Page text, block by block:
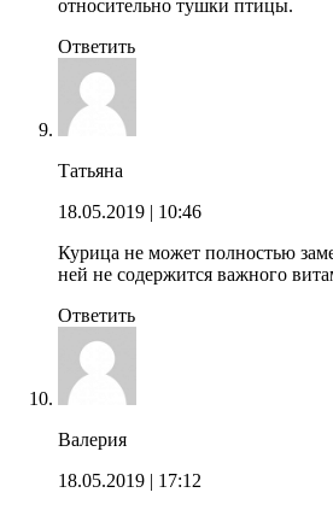
относительно тушки птицы.
Ответить
Татьяна
18.05.2019 | 10:46
Курица не может полностью
ней не содержится важного
Ответить
Валерия
18.05.2019 | 17:12